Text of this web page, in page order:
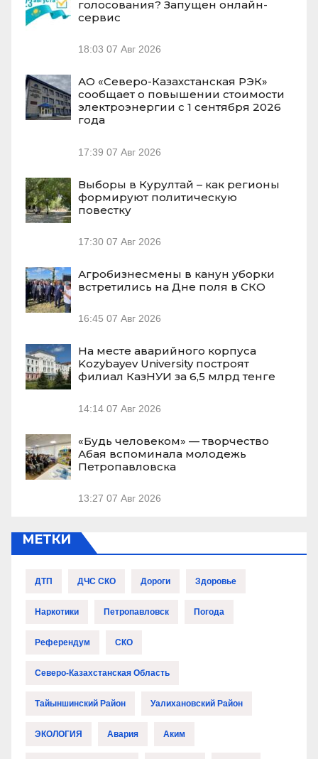
голосования? Запущен онлайн-
сервис
18:03 07 Авг 2026
АО «Северо-Казахстанская РЭК»
сообщает о повышении стоимости
электроэнергии с 1 сентября 2026
года
17:39 07 Авг 2026
Выборы в Курултай – как регионы
формируют политическую
повестку
17:30 07 Авг 2026
Агробизнесмены в канун уборки
встретились на Дне поля в СКО
16:45 07 Авг 2026
На месте аварийного корпуса
Kozybayev University построят
филиал КазНУИ за 6,5 млрд тенге
14:14 07 Авг 2026
«Будь человеком» — творчество
Абая вспоминала молодежь
Петропавловска
13:27 07 Авг 2026
МЕТКИ
ДТП ДЧС СКО Дороги Здоровье
Наркотики Петропавловск Погода
Референдум СКО
Северо-Казахстанская Область
Тайыншинский Район Уалихановский Район
ЭКОЛОГИЯ Авария Аким